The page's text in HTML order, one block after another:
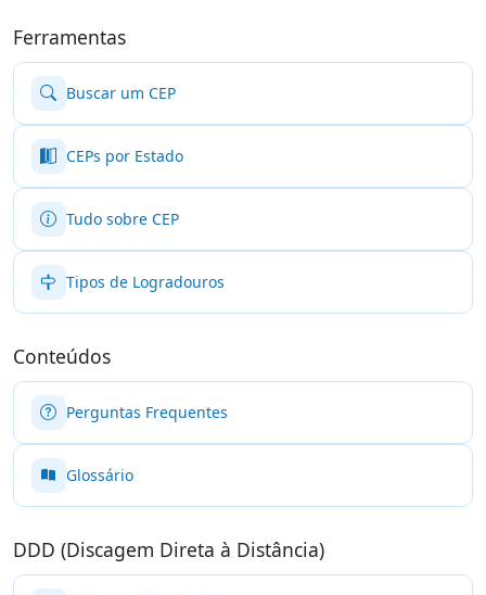
Ferramentas
Buscar um CEP
CEPs por Estado
Tudo sobre CEP
Tipos de Logradouros
Conteúdos
Perguntas Frequentes
Glossário
DDD (Discagem Direta à Distância)